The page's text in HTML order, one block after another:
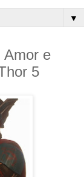
▼
Amor e
5